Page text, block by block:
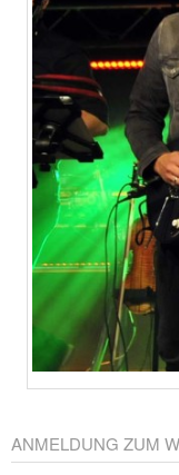
ANMELDUNG ZUM